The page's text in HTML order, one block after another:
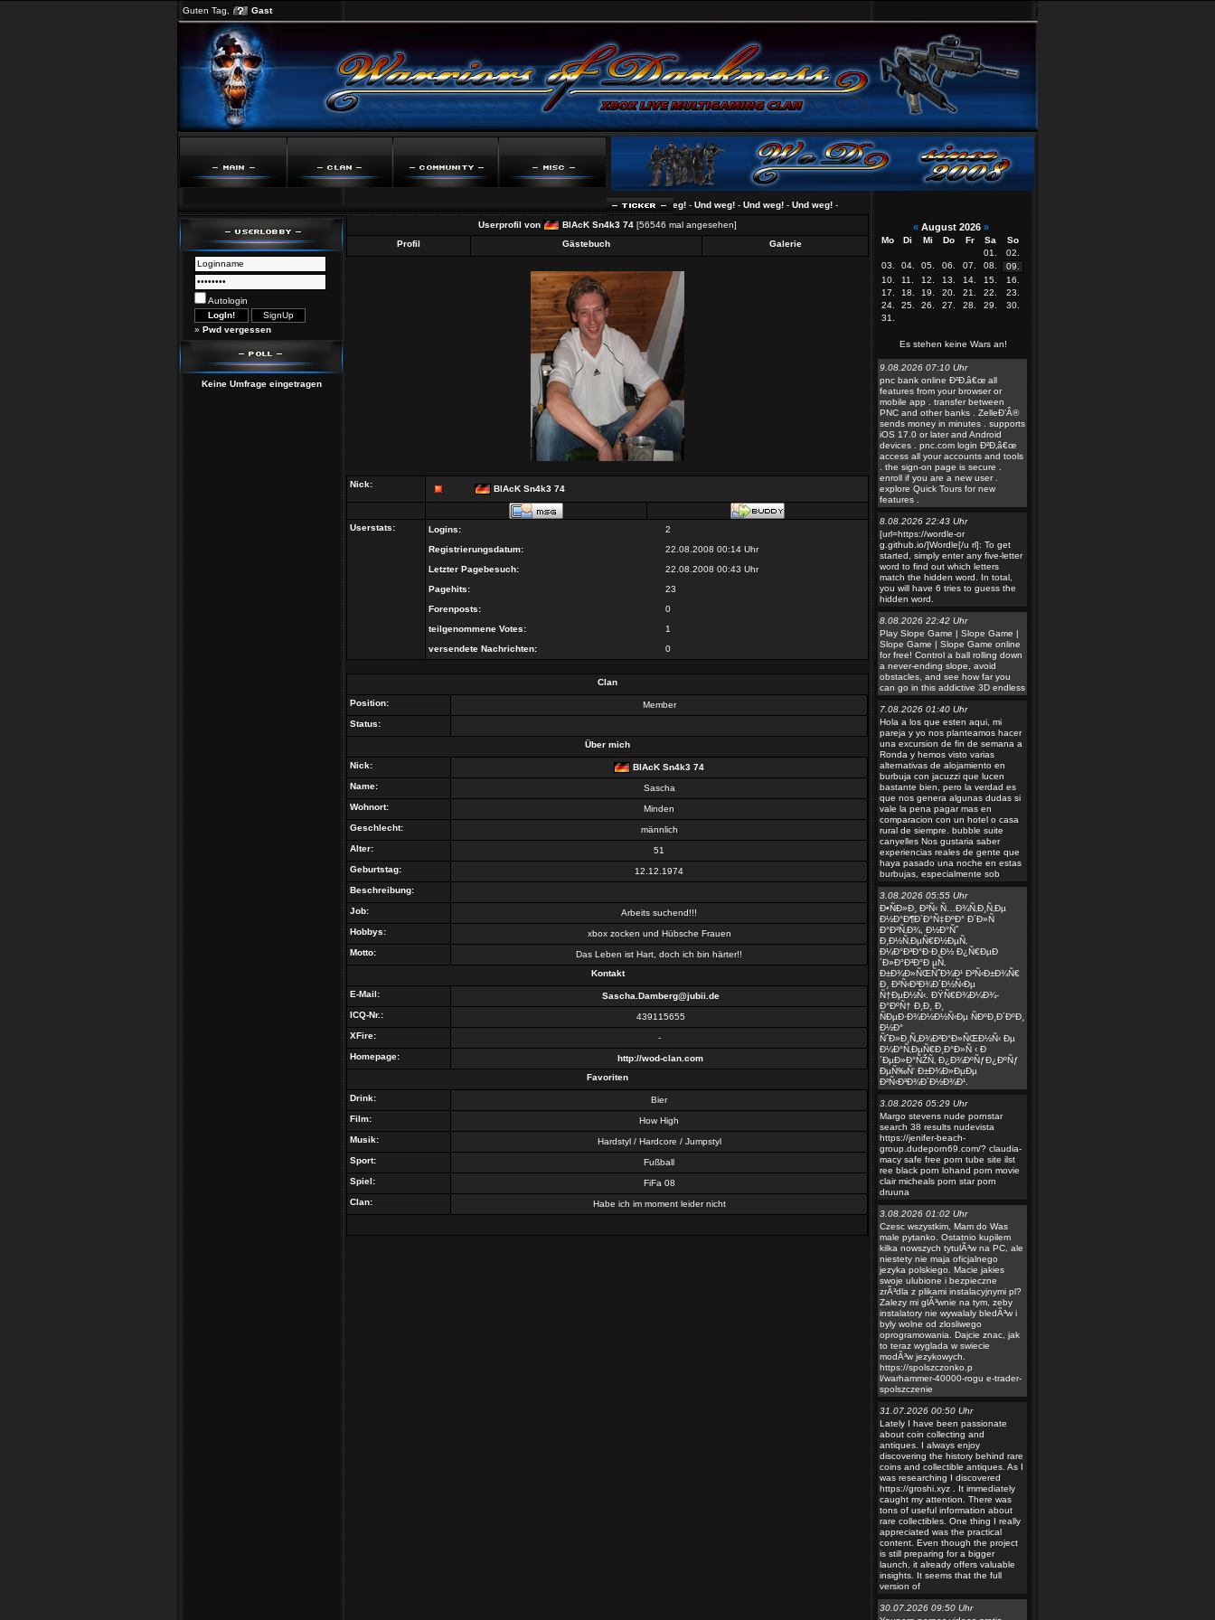
Guten Tag, Gast
Und weg! -Und weg!-Und weg!-Und weg!-
Autologin
» Pwd vergessen
Keine Umfrage eingetragen
Userprofil von BlAcK Sn4k3 74 [56546 mal angesehen]
Profil
Gästebuch Galerie
Nick: BlAcK Sn4k3 74
Userstats: Logins:
2
Registrierungsdatum:
22.08.2008 00:14 Uhr
Letzter Pagebesuch:
22.08.2008 00:43 Uhr
Pagehits:
23
Forenposts:
0
teilgenommene Votes:
1
versendete Nachrichten:
0
Clan
Position:
Member
Status:
Über mich
Nick:
BlAcK Sn4k3 74
Name:
Sascha
Wohnort:
Minden
Geschlecht:
männlich
Alter:
51
Geburtstag:
12.12.1974
Beschreibung:
Job:
Arbeits suchend!!!
Hobbys:
xbox zocken und Hübsche Frauen
Motto:
Das Leben ist Hart, doch ich bin härter!!
Kontakt
E-Mail:
Sascha.Damberg@jubii.de
ICQ-Nr.:
439115655
XFire:
-
Homepage:
http://wod-clan.com
Favoriten
Drink:
Bier
Film:
How High
Musik:
Hardstyl / Hardcore / Jumpstyl
Sport:
Fußball
Spiel:
FiFa 08
Clan:
Habe ich im moment leider nicht
« August 2026 »
Mo Di Mi Do Fr Sa
So
01.
02.
03.
04. 05. 06. 07. 08.
09.
10.
11. 12. 13. 14. 15.
16.
17.
18. 19. 20. 21. 22.
23.
24.
25. 26. 27. 28. 29.
30.
31.
Es stehen keine Wars an!
9.08.2026 07:10 Uhr
pnc bank online Ð²Ð‚â€œ all
features from your browser or
mobile app . transfer between
PNC and other banks . ZelleÐ’Â®
sends money in minutes . supports
iOS 17.0 or later and Android
devices . pnc.com login Ð²Ð‚â€œ
access all your accounts and tools
. the sign-on page is secure .
enroll if you are a new user .
explore Quick Tours for new
features .
8.08.2026 22:43 Uhr
[url=https://wordle-or
g.github.io/]Wordle[/u rl]: To get
started, simply enter any five-letter
word to find out which letters
match the hidden word. In total,
you will have 6 tries to guess the
hidden word.
8.08.2026 22:42 Uhr
Play Slope Game | Slope Game |
Slope Game | Slope Game online
for free! Control a ball rolling down
a never-ending slope, avoid
obstacles, and see how far you
can go in this addictive 3D endless
7.08.2026 01:40 Uhr
Hola a los que esten aqui, mi
pareja y yo nos planteamos hacer
una excursion de fin de semana a
Ronda y hemos visto varias
alternativas de alojamiento en
burbuja con jacuzzi que lucen
bastante bien, pero la verdad es
que nos genera algunas dudas si
vale la pena pagar mas en
comparacion con un hotel o casa
rural de siempre. bubble suite
canyelles Nos gustaria saber
experiencias reales de gente que
haya pasado una noche en estas
burbujas, especialmente sob
3.08.2026 05:55 Uhr
Ð•ÑÐ»Ð¸ Ð²Ñ‹ Ñ…Ð¾Ñ‚Ð¸Ñ‚Ðµ
Ð½Ð°Ð¶Ð´Ð°Ñ‡ÐºÐ° Ð´Ð»Ñ
Ð°Ð²Ñ‚Ð¾, Ð½Ð°Ñˆ
Ð¸Ð½Ñ‚ÐµÑ€Ð½ÐµÑ‚
Ð¼Ð°Ð³Ð°Ð·Ð¸Ð½ Ð¿Ñ€ÐµÐ
´Ð»Ð°Ð³Ð°Ð µÑ‚
Ð±Ð¾Ð»ÑŒÑˆÐ¾Ð¹ Ð²Ñ‹Ð±Ð¾Ñ€
Ð¸ Ð²Ñ‹Ð³Ð¾Ð´Ð½Ñ‹Ðµ
Ñ†ÐµÐ½Ñ‹. ÐŸÑ€Ð¾Ð¼Ð¾-
Ð°ÐºÑ† Ð¸Ð¸ Ð¸
ÑÐµÐ·Ð¾Ð½Ð½Ñ‹Ðµ ÑÐºÐ¸Ð´ÐºÐ¸
Ð½Ð°
ÑˆÐ»Ð¸Ñ„Ð¾Ð²Ð°Ð»ÑŒÐ½Ñ‹ Ðµ
Ð¼Ð°Ñ‚ÐµÑ€Ð¸Ð°Ð»Ñ ‹ Ð
´ÐµÐ»Ð°ÑŽÑ‚ Ð¿Ð¾ÐºÑƒÐ¿ÐºÑƒ
ÐµÑ‰Ñ‘ Ð±Ð¾Ð»ÐµÐµ
Ð²Ñ‹Ð³Ð¾Ð´Ð½Ð¾Ð¹.
3.08.2026 05:29 Uhr
Margo stevens nude pornstar
search 38 results nudevista
https://jenifer-beach-
group.dudeporn69.com/? claudia-
macy safe free porn tube site ilst
ree black porn lohand porn movie
clair micheals porn star porn
druuna
3.08.2026 01:02 Uhr
Czesc wszystkim, Mam do Was
male pytanko. Ostatnio kupilem
kilka nowszych tytulÃ³w na PC, ale
niestety nie maja oficjalnego
jezyka polskiego. Macie jakies
swoje ulubione i bezpieczne
zrÃ³dla z plikami instalacyjnymi pl?
Zalezy mi glÃ³wnie na tym, zeby
instalatory nie wywalaly bledÃ³w i
byly wolne od zlosliwego
oprogramowania. Dajcie znac, jak
to teraz wyglada w swiecie
modÃ³w jezykowych.
https://spolszczonko.p
l/warhammer-40000-rogu e-trader-
spolszczenie
31.07.2026 00:50 Uhr
Lately I have been passionate
about coin collecting and
antiques. I always enjoy
discovering the history behind rare
coins and collectible antiques. As I
was researching I discovered
https://groshi.xyz . It immediately
caught my attention. There was
tons of useful information about
rare collectibles. One thing I really
appreciated was the practical
content. Even though the project
is still preparing for a bigger
launch, it already offers valuable
insights. It seems that the full
version of
30.07.2026 09:50 Uhr